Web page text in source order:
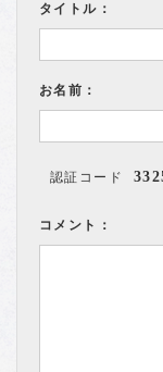
タイトル：
お名前：
認証コード
コメント：